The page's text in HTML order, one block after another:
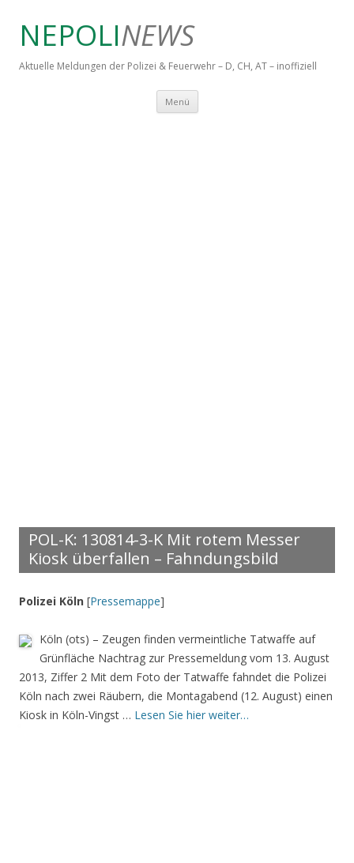
NEPOLINEWS
Aktuelle Meldungen der Polizei & Feuerwehr – D, CH, AT – inoffiziell
Menü Springe zum Inhalt
POL-K: 130814-3-K Mit rotem Messer
Kiosk überfallen – Fahndungsbild
Polizei Köln [Pressemappe]
Köln (ots) – Zeugen finden vermeintliche Tatwaffe auf
Grünfläche Nachtrag zur Pressemeldung vom 13. August
2013, Ziffer 2 Mit dem Foto der Tatwaffe fahndet die Polizei
Köln nach zwei Räubern, die Montagabend (12. August) einen
Kiosk in Köln-Vingst … Lesen Sie hier weiter…